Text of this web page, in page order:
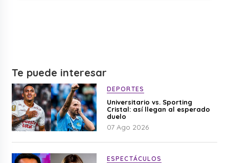
Te puede interesar
DEPORTES
Universitario vs. Sporting
Cristal: así llegan al esperado
duelo
07 Ago 2026
ESPECTÁCULOS